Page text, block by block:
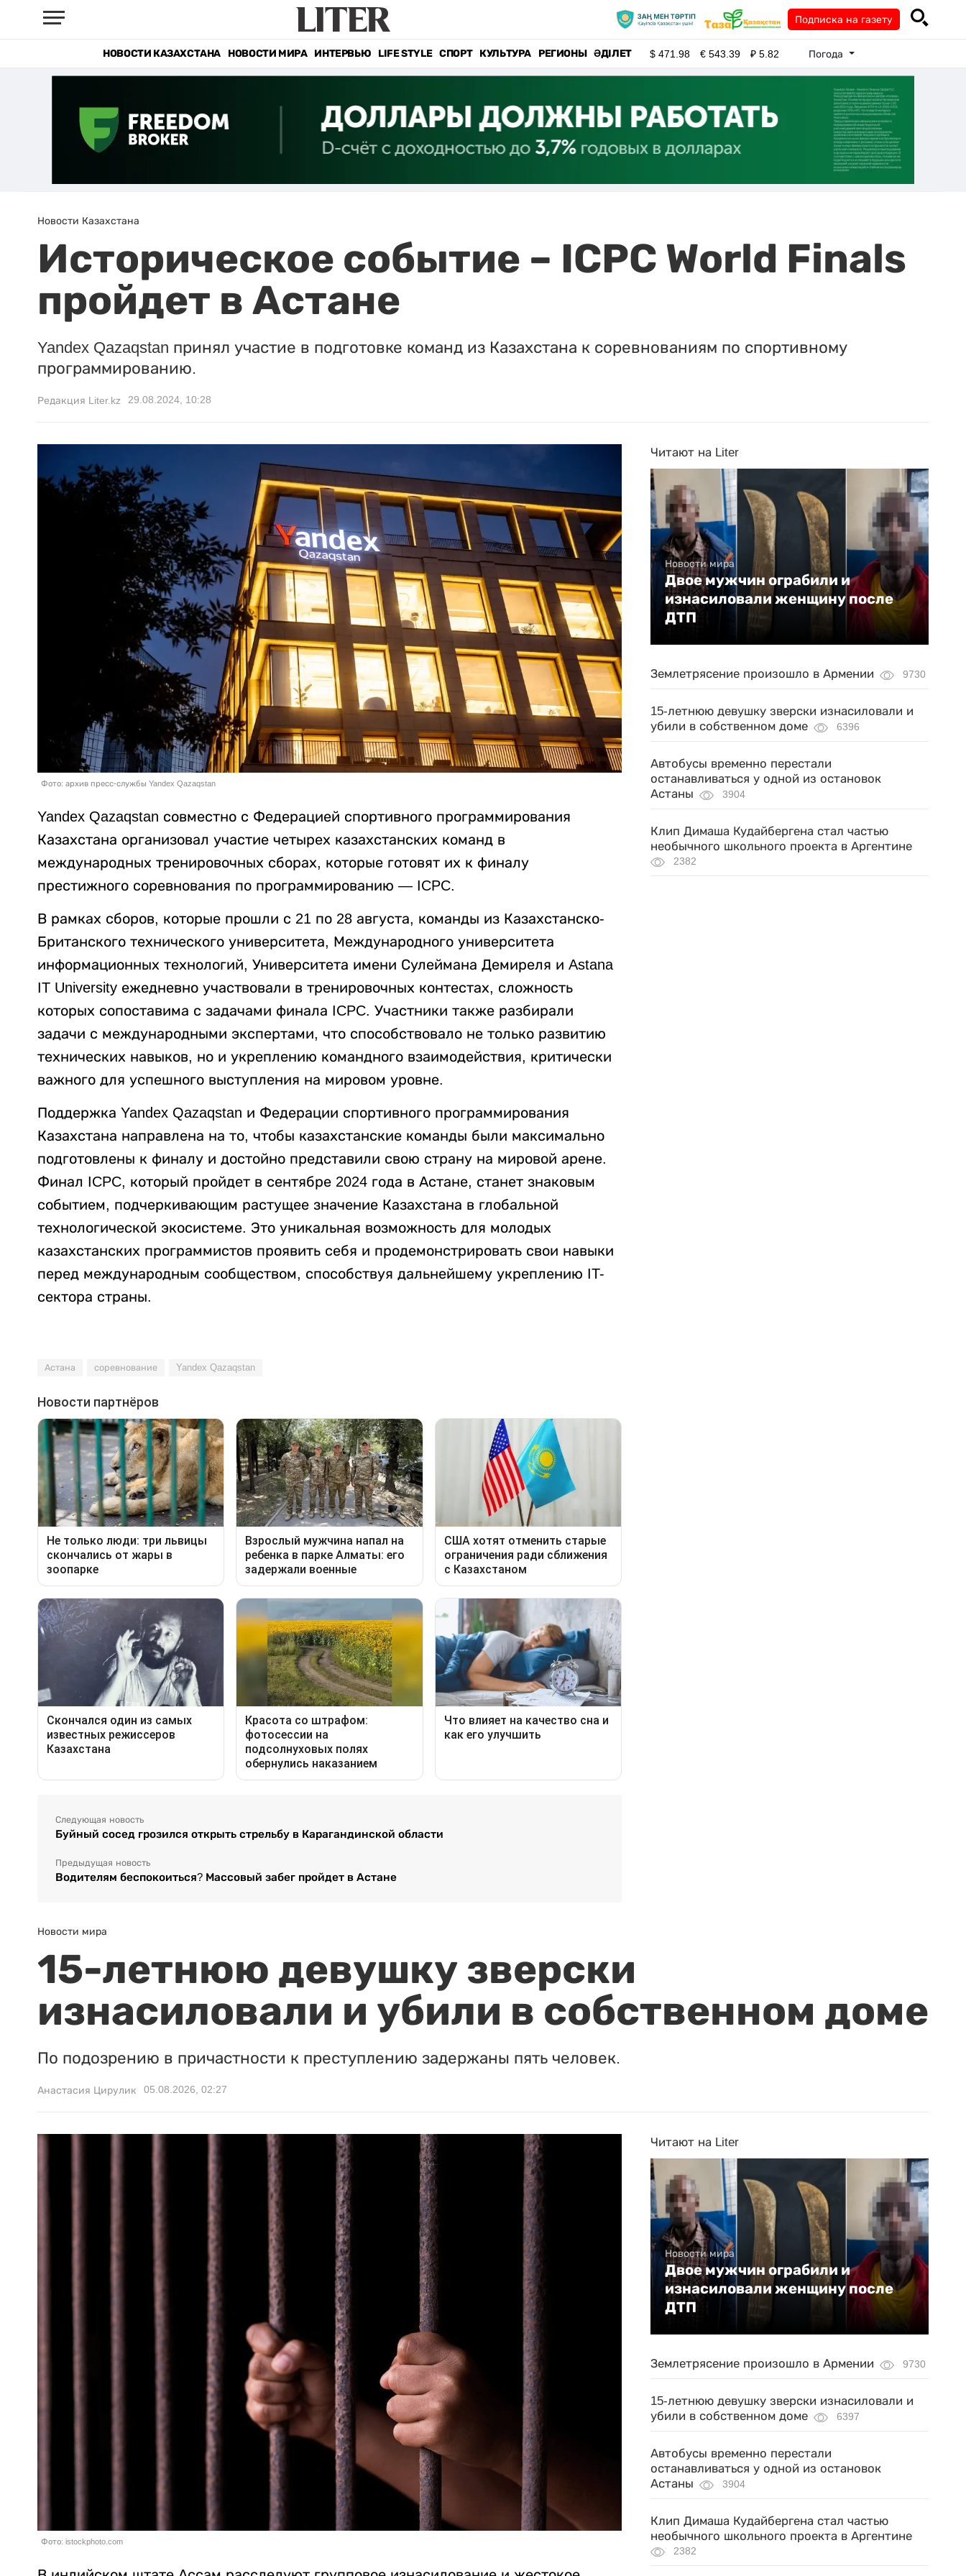
Подписка на газету
НОВОСТИ КАЗАХСТАНА НОВОСТИ МИРА ИНТЕРВЬЮ LIFE STYLE СПОРТ КУЛЬТУРА РЕГИОНЫ ӘДІЛЕТ $471.98 €543.39 ₽5.82 Погода
Новости Казахстана
Историческое событие – ICPC World Finals
пройдет в Астане
Yandex Qazaqstan принял участие в подготовке команд из Казахстана к соревнованиям по спортивному
программированию.
Редакция Liter.kz 29.08.2024, 10:28
Фото: архив пресс-службы Yandex Qazaqstan
Yandex Qazaqstan совместно с Федерацией спортивного программирования
Казахстана организовал участие четырех казахстанских команд в
международных тренировочных сборах, которые готовят их к финалу
престижного соревнования по программированию — ICPC.
В рамках сборов, которые прошли с 21 по 28 августа, команды из Казахстанско-
Британского технического университета, Международного университета
информационных технологий, Университета имени Сулеймана Демиреля и Astana
IT University ежедневно участвовали в тренировочных контестах, сложность
которых сопоставима с задачами финала ICPC. Участники также разбирали
задачи с международными экспертами, что способствовало не только развитию
технических навыков, но и укреплению командного взаимодействия, критически
важного для успешного выступления на мировом уровне.
Поддержка Yandex Qazaqstan и Федерации спортивного программирования
Казахстана направлена на то, чтобы казахстанские команды были максимально
подготовлены к финалу и достойно представили свою страну на мировой арене.
Финал ICPC, который пройдет в сентябре 2024 года в Астане, станет знаковым
событием, подчеркивающим растущее значение Казахстана в глобальной
технологической экосистеме. Это уникальная возможность для молодых
казахстанских программистов проявить себя и продемонстрировать свои навыки
перед международным сообществом, способствуя дальнейшему укреплению IT-
сектора страны.
Астана соревнование Yandex Qazaqstan
Следующая новость
Буйный сосед грозился открыть стрельбу в Карагандинской области
Предыдущая новость
Водителям беспокоиться? Массовый забег пройдет в Астане
Читают на Liter
Новости мира
Двое мужчин ограбили и
изнасиловали женщину после
ДТП
Землетрясение произошло в Армении 9730
15-летнюю девушку зверски изнасиловали и
убили в собственном доме
6396
Автобусы временно перестали
останавливаться у одной из остановок
Астаны
3904
Клип Димаша Кудайбергена стал частью
необычного школьного проекта в Аргентине
2382
Новости мира
15-летнюю девушку зверски
изнасиловали и убили в собственном доме
По подозрению в причастности к преступлению задержаны пять человек.
Анастасия Цирулик 05.08.2026, 02:27
Фото: istockphoto.com
Читают на Liter
Новости мира
Двое мужчин ограбили и
изнасиловали женщину после
ДТП
Землетрясение произошло в Армении 9730
15-летнюю девушку зверски изнасиловали и
убили в собственном доме
6397
Автобусы временно перестали
останавливаться у одной из остановок
Астаны
3904
Клип Димаша Кудайбергена стал частью
необычного школьного проекта в Аргентине
2382